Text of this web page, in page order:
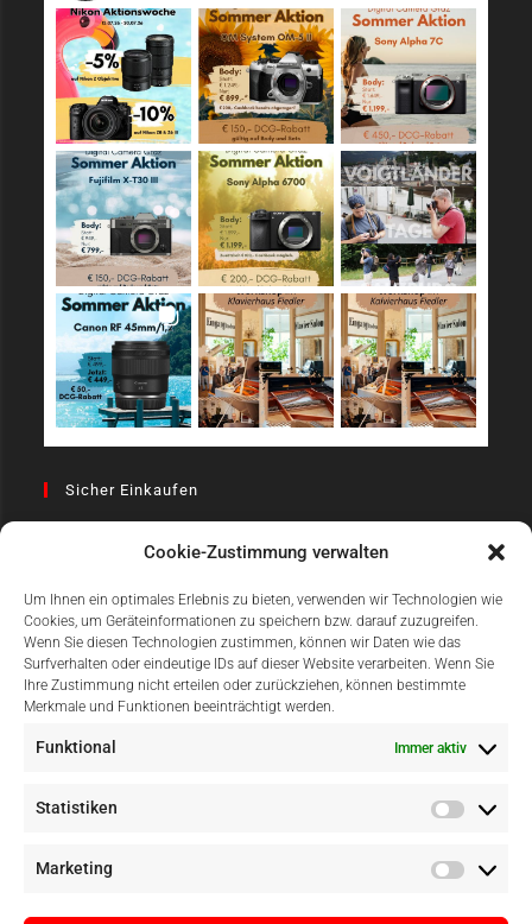
Cookie-Zustimmung verwalten
Um Ihnen ein optimales Erlebnis zu bieten, verwenden wir Technologien wie
Cookies, um Geräteinformationen zu speichern bzw. darauf zuzugreifen.
Wenn Sie diesen Technologien zustimmen, können wir Daten wie das
Surfverhalten oder eindeutige IDs auf dieser Website verarbeiten. Wenn Sie
Ihre Zustimmung nicht erteilen oder zurückziehen, können bestimmte
Merkmale und Funktionen beeinträchtigt werden.
Funktional Immer aktiv
Statistiken
Marketing
Sicher Einkaufen
Einfach Online Bezahlen